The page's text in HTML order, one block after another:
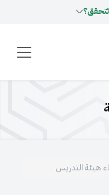
هيئة التدريس